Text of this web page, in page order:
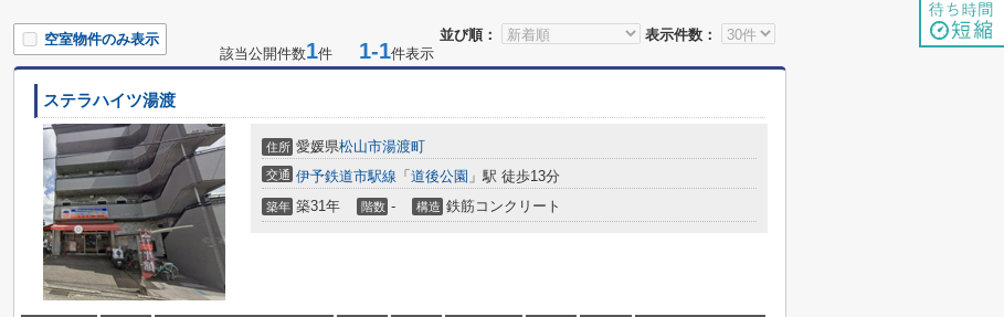
並び順： 表示件数：
空室物件のみ表示
該当公開件数1件 1-1件表示
ステラハイツ湯渡
住所 愛媛県松山市湯渡町
交通 伊予鉄道市駅線 「 道後公園 」駅 徒歩13分
築年 築31年 階数 - 構造 鉄筋コンクリート